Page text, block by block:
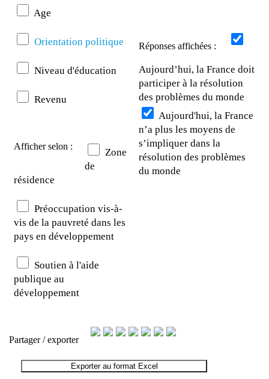
Age
Orientation politique
Niveau d'éducation
Revenu
Afficher selon :
Zone
de
résidence
Préoccupation vis-à-
vis de la pauvreté dans les
pays en développement
Soutien à l'aide
publique au
développement
Réponses affichées :
Aujourd’hui, la France doit
participer à la résolution
des problèmes du monde
Aujourd'hui, la France
n’a plus les moyens de
s’impliquer dans la
résolution des problèmes
du monde
Partager / exporter
Exporter au format Excel